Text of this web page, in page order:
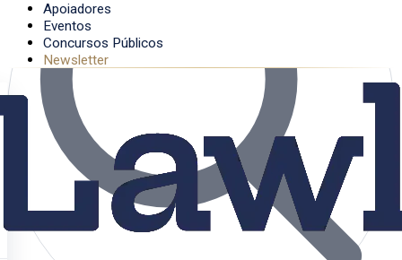
Apoiadores
Eventos
Concursos Públicos
Newsletter